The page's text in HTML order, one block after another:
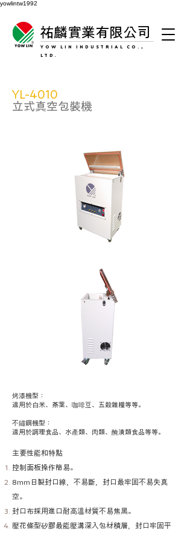
yowlintw1992
祐麟實業有限公司
YOW LIN INDUSTRIAL CO.,
LTD.
YL-4010
立式真空包裝機
烤漆機型：
適用於白米、茶葉、咖啡豆、五穀雜糧等等。
不鏽鋼機型：
適用於調理食品、水產類、肉類、醃漬類食品等等。
主要性能和特點
控制面板操作簡易。
8mm日製封口線，不易斷，封口最牢固不易失真
空。
封口布採用進口耐高溫材質不易焦黑。
壓花條型矽膠最能壓溝深入包材積層，封口牢固平